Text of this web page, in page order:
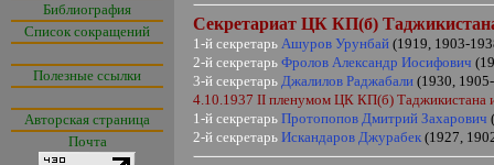
Библиография
Список сокращений
Полезные ссылки
Авторская страница
Почта
Секретариат ЦК КП(б)
1-й секретарь Ашуров Урунбай (1919, 1903-
2-й секретарь Фролов Александр Иосифович
3-й секретарь Джалилов Раджабали (1930,
4.10.1937II пленумом ЦК КП(б) Таджикистана
1-й секретарь Протопопов Дмитрий Захарович
2-й секретарь Искандаров Джурабек (1927,